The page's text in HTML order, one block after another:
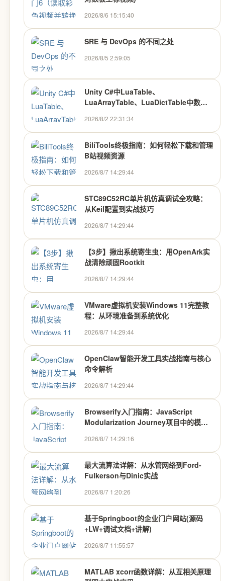
2026/8/6 15:15:40
SRE 与 DevOps 的不同之处
2026/8/5 2:59:05
Unity C#中LuaTable、
LuaArrayTable、LuaDictTable中数据
2026/8/2 22:31:34
BiliTools终极指南：如何轻松下载和管理
B站视频资源
2026/8/7 14:29:44
STC89C52RC单片机仿真调试全攻略：
从Keil配置到实战技巧
2026/8/7 14:29:44
【3步】揪出系统寄生虫：用OpenArk实
战清除顽固Rootkit
2026/8/7 14:29:44
VMware虚拟机安装Windows 11完整教
程：从环境准备到系统优化
2026/8/7 14:29:44
OpenClaw智能开发工具实战指南与核心
命令解析
2026/8/7 14:29:44
Browserify入门指南：JavaScript
Modularization Journey项目中的模块
2026/8/7 14:29:16
最大流算法详解：从水管网络到Ford-
Fulkerson与Dinic实战
2026/8/7 1:20:26
基于Springboot的企业门户网站(源码
+LW+调试文档+讲解)
2026/8/7 11:55:57
MATLAB xcorr函数详解：从互相关原理